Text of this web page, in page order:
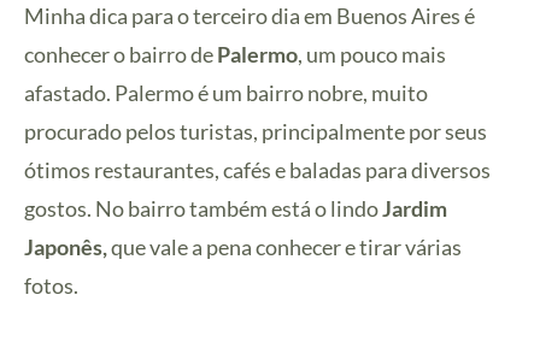
Minha dica para o terceiro dia em Buenos Aires é
conhecer o bairro dePalermo, um pouco mais
afastado. Palermo é um bairro nobre, muito
procurado pelos turistas, principalmente por seus
ótimos restaurantes, cafés e baladas para diversos
gostos. No bairro também está o lindoJardim
Japonês,que vale a pena conhecer e tirar várias
fotos.